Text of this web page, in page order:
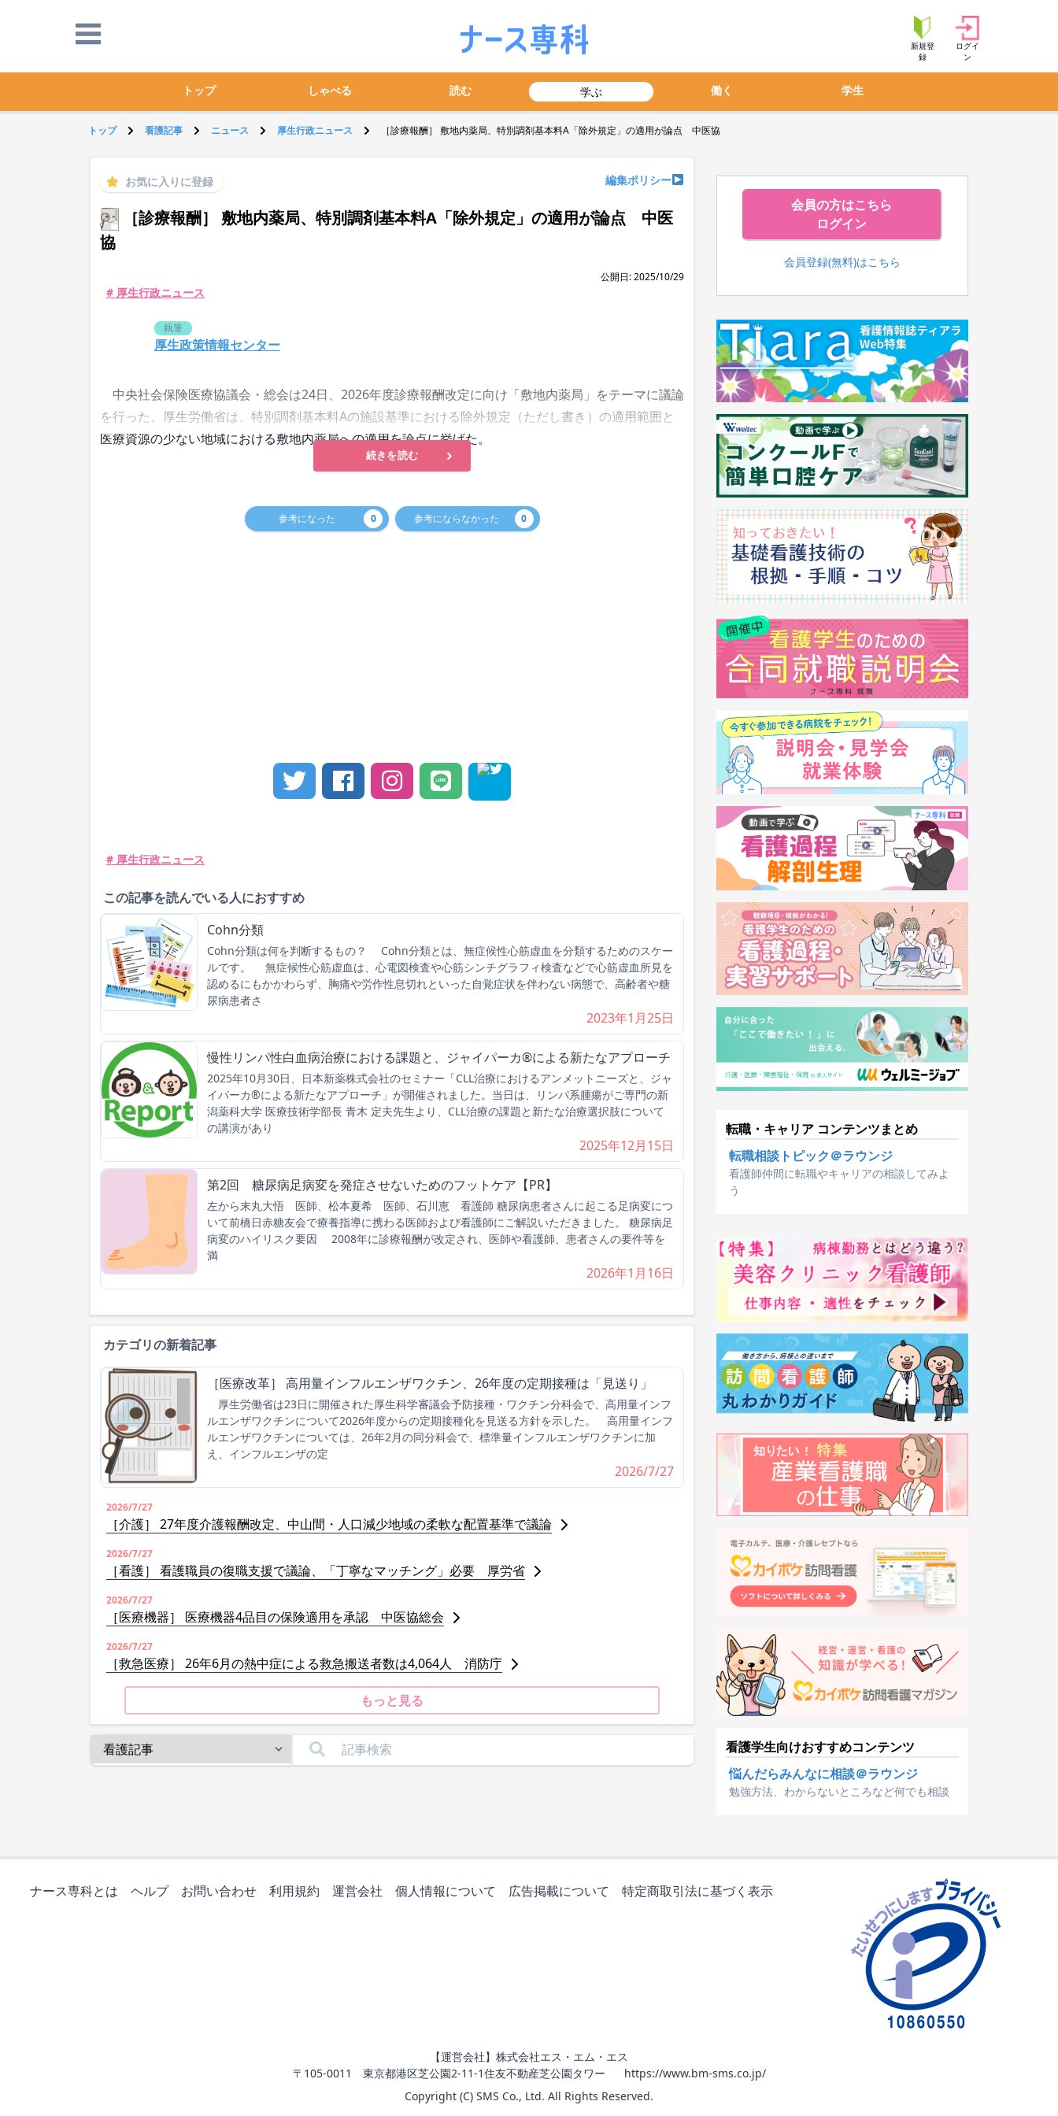
新規登
録
ログイ
ン
トップ しゃべる 読む 学ぶ 働く 学生
トップ 看護記事 ニュース 厚生行政ニュース ［診療報酬］ 敷地内薬局、特別調剤基本料A「除外規定」の適用が論点 中医協
お気に入りに登録 編集ポリシー
［診療報酬］ 敷地内薬局、特別調剤基本料A「除外規定」の適用が論点 中医
協
公開日: 2025/10/29
# 厚生行政ニュース
執筆
厚生政策情報センター
中央社会保険医療協議会・総会は24日、2026年度診療報酬改定に向け「敷地内薬局」をテーマに議論
を行った。厚生労働省は、特別調剤基本料Aの施設基準における除外規定（ただし書き）の適用範囲と
医療資源の少ない地域における敷地内薬局への適用を論点に挙げた。
続きを読む
参考になった 0 参考にならなかった 0
# 厚生行政ニュース
この記事を読んでいる人におすすめ
Cohn分類
Cohn分類は何を判断するもの？ Cohn分類とは、無症候性心筋虚血を分類するためのスケー
ルです。 無症候性心筋虚血は、心電図検査や心筋シンチグラフィ検査などで心筋虚血所見を
認めるにもかかわらず、胸痛や労作性息切れといった自覚症状を伴わない病態で、高齢者や糖
尿病患者さ
2023年1月25日
慢性リンパ性白血病治療における課題と、ジャイパーカ®による新たなアプローチ
2025年10月30日、日本新薬株式会社のセミナー「CLL治療におけるアンメットニーズと、ジャ
イパーカ®による新たなアプローチ」が開催されました。当日は、リンパ系腫瘍がご専門の新
潟薬科大学 医療技術学部長 青木 定夫先生より、CLL治療の課題と新たな治療選択肢について
の講演があり
2025年12月15日
第2回 糖尿病足病変を発症させないためのフットケア【PR】
左から末丸大悟 医師、松本夏希 医師、石川恵 看護師 糖尿病患者さんに起こる足病変につ
いて前橋日赤糖友会で療養指導に携わる医師および看護師にご解説いただきました。 糖尿病足
病変のハイリスク要因 2008年に診療報酬が改定され、医師や看護師、患者さんの要件等を
満
2026年1月16日
カテゴリの新着記事
［医療改革］ 高用量インフルエンザワクチン、26年度の定期接種は「見送り」
厚生労働省は23日に開催された厚生科学審議会予防接種・ワクチン分科会で、高用量インフ
ルエンザワクチンについて2026年度からの定期接種化を見送る方針を示した。 高用量インフ
ルエンザワクチンについては、26年2月の同分科会で、標準量インフルエンザワクチンに加
え、インフルエンザの定
2026/7/27
2026/7/27
［介護］ 27年度介護報酬改定、中山間・人口減少地域の柔軟な配置基準で議論
2026/7/27
［看護］ 看護職員の復職支援で議論、「丁寧なマッチング」必要 厚労省
2026/7/27
［医療機器］ 医療機器4品目の保険適用を承認 中医協総会
2026/7/27
［救急医療］ 26年6月の熱中症による救急搬送者数は4,064人 消防庁
もっと見る
会員の方はこちら
ログイン
会員登録(無料)はこちら
転職・キャリア コンテンツまとめ
転職相談トピック＠ラウンジ
看護師仲間に転職やキャリアの相談してみよ
う
看護学生向けおすすめコンテンツ
悩んだらみんなに相談＠ラウンジ
勉強方法、わからないところなど何でも相談
ナース専科とは ヘルプ お問い合わせ 利用規約 運営会社 個人情報について 広告掲載について 特定商取引法に基づく表示
【運営会社】株式会社エス・エム・エス
〒105-0011 東京都港区芝公園2-11-1住友不動産芝公園タワー
https://www.bm-sms.co.jp/
Copyright (C) SMS Co., Ltd. All Rights Reserved.